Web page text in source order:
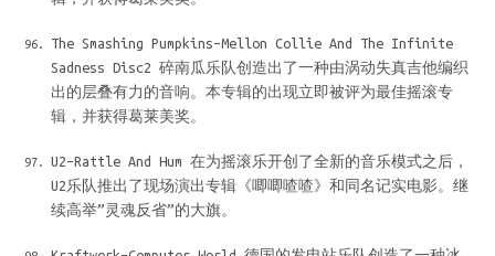
The Smashing Pumpkins–Mellon Collie And The Infinite
Sadness Disc2 碎南瓜乐队创造出了一种由涡动失真吉他编织
出的层叠有力的音响。本专辑的出现立即被评为最佳摇滚专
辑，并获得葛莱美奖。
U2–Rattle And Hum 在为摇滚乐开创了全新的音乐模式之后，
U2乐队推出了现场演出专辑《唧唧喳喳》和同名记实电影。继
续高举”灵魂反省”的大旗。